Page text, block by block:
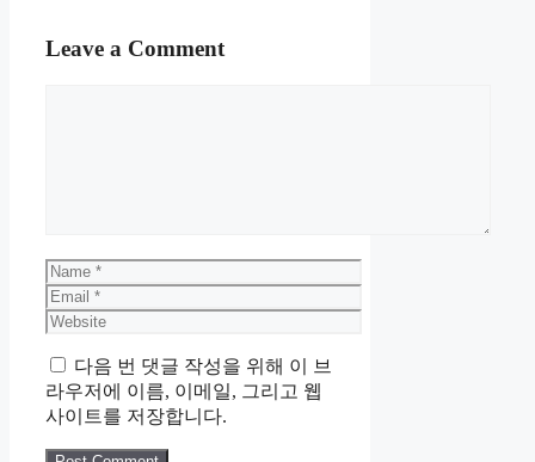
Leave a Comment
Name
Email
Website
다음 번 댓글 작성을 위해 이 브
라우저에 이름, 이메일, 그리고 웹
사이트를 저장합니다.